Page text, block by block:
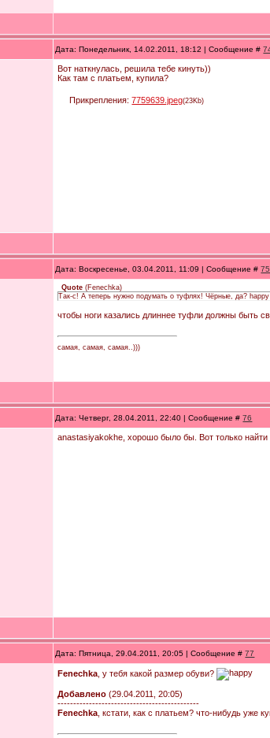
Дата: Понедельник, 14.02.2011, 18:12 | Сообщение #
Вот наткнулась, решила тебе кинуть))
Как там с платьем, купила?
Прикрепления:7759639.jpeg(23Kb)
Дата: Воскресенье, 03.04.2011, 11:09 | Сообщение #75
Quote (Fenechka)
Так-с! А теперь нужно подумать о туфлях! Чёрные, да? happy
чтобы ноги казались длиннее туфли должны быть
самая, самая, самая..)))
Дата: Четверг, 28.04.2011, 22:40 | Сообщение #76
anastasiyakokhe, хорошо было бы. Вот только
Дата: Пятница, 29.04.2011, 20:05 | Сообщение #77
Fenechka , у тебя какой размер обуви?
Добавлено (29.04.2011, 20:05)
---------------------------------------------
Fenechka , кстати, как с платьем? что-нибудь уже